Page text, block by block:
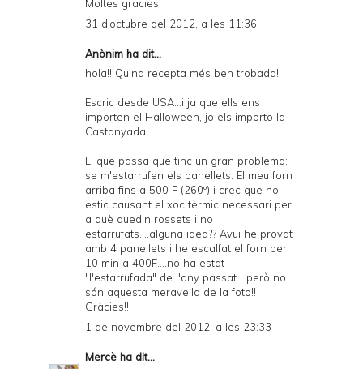
Moltes gracies
31 d’octubre del 2012, a les 11:36
Anònim ha dit...
hola!! Quina recepta més ben trobada!
Escric desde USA...i ja que ells ens
importen el Halloween, jo els importo la
Castanyada!
El que passa que tinc un gran problema:
se m'estarrufen els panellets. El meu forn
arriba fins a 500 F (260º) i crec que no
estic causant el xoc tèrmic necessari per
a què quedin rossets i no
estarrufats....alguna idea?? Avui he provat
amb 4 panellets i he escalfat el forn per
10 min a 400F....no ha estat
"l'estarrufada" de l'any passat....però no
són aquesta meravella de la foto!!
Gràcies!!
1 de novembre del 2012, a les 23:33
Mercè ha dit...